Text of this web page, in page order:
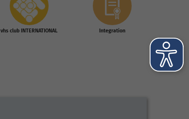
vhs club INTERNATIONAL Integration